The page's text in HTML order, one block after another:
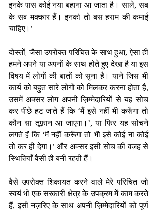
इनके पास कोई नया बहाना आ जाता है। साले, सब
के सब मक्कार हैं। इनको तो बस हराम की कमाई
चाहिए।’
दोस्तों, जैसा उपरोक्त परिचित के साथ हुआ, ऐसा ही
हमने अपने या अपनों के साथ होते हुए देखा है या इस
विषय में लोगों की बातों को सुना है। याने जिस भी
कार्य को बहुत सारे लोगों को मिलकर करना होता है,
उसमें अक्सर लोग अपनी ज़िम्मेदारियों से यह सोच
कर पीछे हट जाते हैं कि ‘मैं इसे नहीं भी करूँगा तो
कौन सा तूफ़ान आ जाएगा।’, या फिर यह सोचने
लगते हैं कि ‘मैं नहीं करूँगा तो भी इसे कोई ना कोई
तो कर ही देगा।’ और अक्सर इसी सोच की वजह से
स्थितियाँ वैसी ही बनी रहती हैं।
वैसे उपरोक्त शिकायत करने वाले मेरे परिचित जो
स्वयं भी एक सरकारी क्षेत्र के उपक्रम में काम करते
हैं, इसी नज़रिए के साथ अपनी ज़िम्मेदारियों को पूर्ण